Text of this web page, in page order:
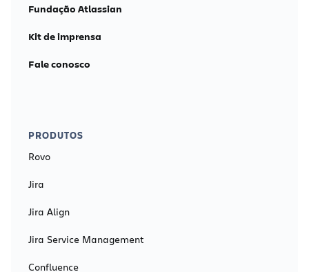
Fundação Atlassian
Kit de imprensa
Fale conosco
PRODUTOS
Rovo
Jira
Jira Align
Jira Service Management
Confluence